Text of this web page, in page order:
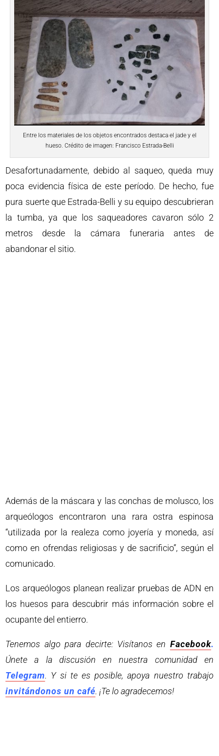
Entre los materiales de los objetos encontrados destaca el jade y el
hueso. Crédito de imagen: Francisco Estrada-Belli
Desafortunadamente, debido al saqueo, queda muy
poca evidencia física de este período. De hecho, fue
pura suerte que Estrada-Belli y su equipo descubrieran
la tumba, ya que los saqueadores cavaron sólo 2
metros desde la cámara funeraria antes de
abandonar el sitio.
Además de la máscara y las conchas de molusco, los
arqueólogos encontraron una rara ostra espinosa
“utilizada por la realeza como joyería y moneda, así
como en ofrendas religiosas y de sacrificio”, según el
comunicado.
Los arqueólogos planean realizar pruebas de ADN en
los huesos para descubrir más información sobre el
ocupante del entierro.
Tenemos algo para decirte: Visítanos en Facebook.
Únete a la discusión en nuestra comunidad en
Telegram. Y si te es posible, apoya nuestro trabajo
invitándonos un café. ¡Te lo agradecemos!